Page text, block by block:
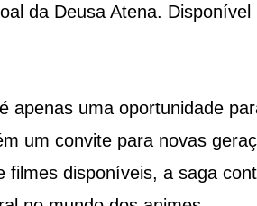
da Deusa Atena. Disponível
apenas uma oportunidade
um convite para novas
filmes disponíveis, a saga